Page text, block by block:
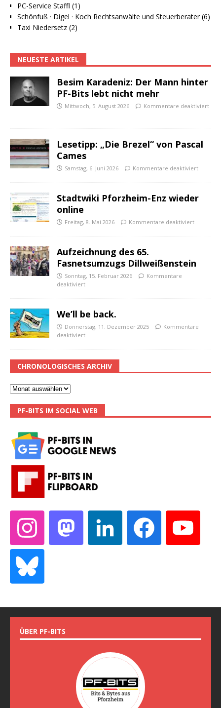
PC-Service Staffl (1)
Schönfuß · Digel · Koch Rechtsanwälte und Steuerberater (6)
Taxi Niedersetz (2)
NEUESTE ARTIKEL
Besim Karadeniz: Der Mann hinter
PF-Bits lebt nicht mehr
Mittwoch, 5. August 2026 Kommentare deaktiviert
Lesetipp: „Die Brezel“ von Pascal
Cames
Samstag, 6. Juni 2026 Kommentare deaktiviert
Stadtwiki Pforzheim-Enz wieder
online
Freitag, 8. Mai 2026 Kommentare deaktiviert
Aufzeichnung des 65.
Fasnetsumzugs Dillweißenstein
Sonntag, 15. Februar 2026
Kommentare
deaktiviert
We’ll be back.
Donnerstag, 11. Dezember 2025
Kommentare
deaktiviert
CHRONOLOGISCHES ARCHIV
PF-BITS IM SOCIAL WEB
ÜBER PF-BITS